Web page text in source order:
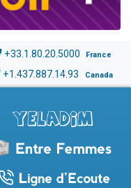
+33.1.80.20.5000 France
+1.437.887.14.93 Canada